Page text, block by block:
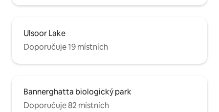
Ulsoor Lake
Doporučuje 19 místních
Bannerghatta biologický park
Doporučuje 82 místních